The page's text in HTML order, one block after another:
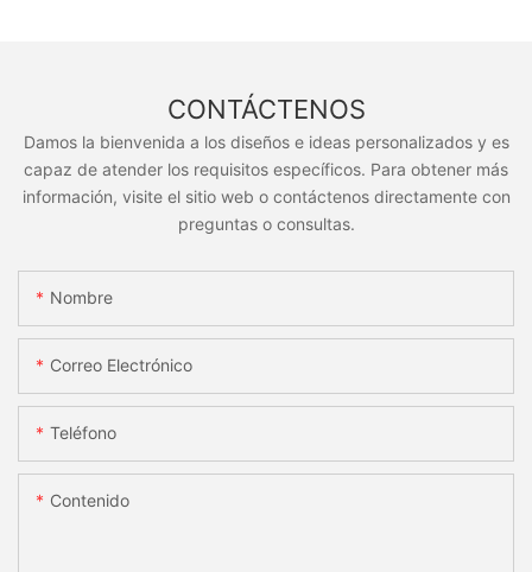
CONTÁCTENOS
Damos la bienvenida a los diseños e ideas personalizados y es
capaz de atender los requisitos específicos. Para obtener más
información, visite el sitio web o contáctenos directamente con
preguntas o consultas.
Nombre
Correo Electrónico
Teléfono
Contenido